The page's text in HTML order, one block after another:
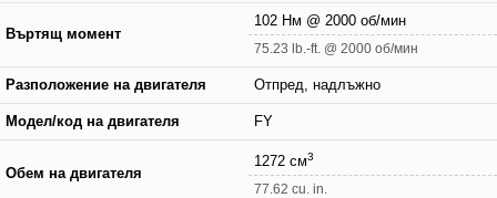
Въртящ момент
102 Нм @ 2000 об/мин
75.23 lb.-ft. @ 2000 об/мин
Разположение на двигателя Отпред, надлъжно
Модел/код на двигателя FY
Обем на двигателя
1272 см3
77.62 cu. in.